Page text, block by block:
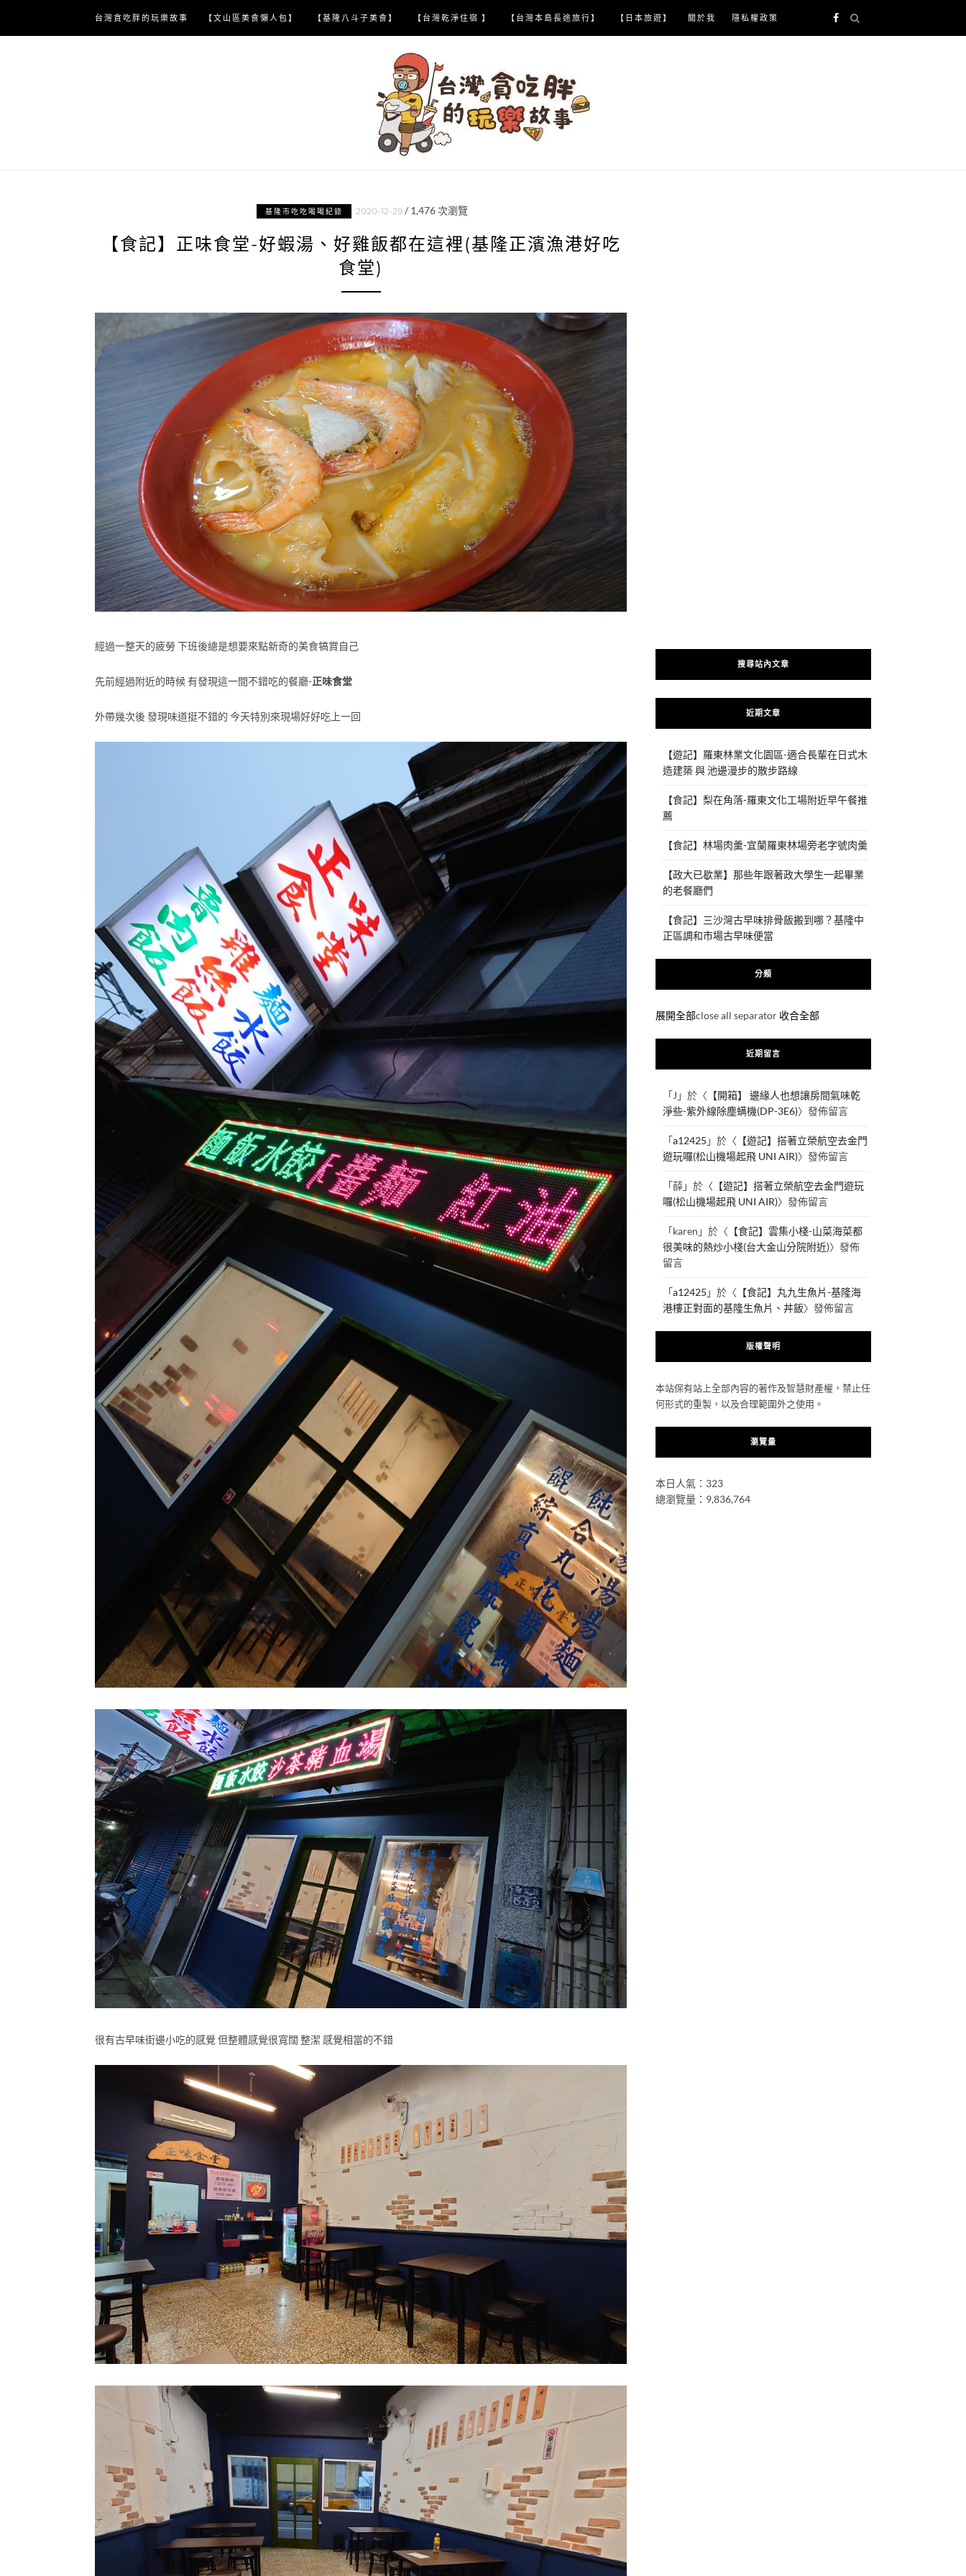
content
台灣貪吃胖的玩樂故事 【文山區美食懶人包】 【基隆八斗子美食】 【台灣乾淨住宿 】 【台灣本島長途旅行】 【日本旅遊】 關於我 隱私權政策
基隆市吃吃喝喝紀錄 2020-12-29 / 1,476次瀏覽
【食記】正味食堂-好蝦湯、好雞飯都在這裡(基隆正濱漁港好吃
食堂)
經過一整天的疲勞 下班後總是想要來點新奇的美食犒賞自己
先前經過附近的時候 有發現這一間不錯吃的餐廳-正味食堂
外帶幾次後 發現味道挺不錯的 今天特別來現場好好吃上一回
很有古早味街邊小吃的感覺 但整體感覺很寬闊 整潔 感覺相當的不錯
搜尋站內文章
近期文章
【遊記】羅東林業文化園區-適合長輩在日式木
造建築 與 池邊漫步的散步路線
【食記】梨在角落-羅東文化工場附近早午餐推
薦
【食記】林場肉羹-宜蘭羅東林場旁老字號肉羹
【政大已歇業】那些年跟著政大學生一起畢業
的老餐廳們
【食記】三沙灣古早味排骨飯搬到哪？基隆中
正區調和市場古早味便當
分類
展開全部close all separator 收合全部
近期留言
「J 」於〈 【開箱】 邊緣人也想讓房間氣味乾
淨些-紫外線除塵螨機(DP-3E6)〉發佈留言
「a12425 」於〈 【遊記】搭著立榮航空去金門
遊玩囉(松山機場起飛 UNI AIR)〉發佈留言
「薛」於〈 【遊記】搭著立榮航空去金門遊玩
囉(松山機場起飛 UNI AIR)〉發佈留言
「karen 」於〈 【食記】雲集小棧-山菜海菜都
很美味的熱炒小棧(台大金山分院附近)〉發佈
留言
「a12425 」於〈 【食記】丸九生魚片-基隆海
港樓正對面的基隆生魚片、丼飯〉發佈留言
版權聲明
本站保有站上全部內容的著作及智慧財產權，禁止任
何形式的重製，以及合理範圍外之使用。
瀏覽量
本日人氣：323
總瀏覽量：9,836,764